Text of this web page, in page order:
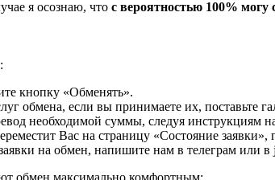
я осознаю, что с вероятностью 100%
кнопку «Обменять».
обмена, если вы принимаете их, поставьте
необходимой суммы, следуя инструкциям
Вас на страницу «Состояние заявки»,
на обмен, напишите нам в телеграм или
обмен максимально комфортным: